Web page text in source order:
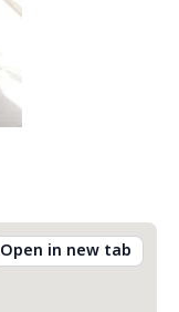
Open in new tab